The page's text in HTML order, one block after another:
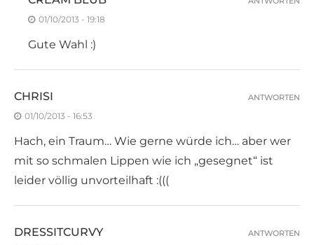
01/10/2013 - 19:18
Gute Wahl :)
CHRISI
01/10/2013 - 16:53
Hach, ein Traum… Wie gerne würde ich… aber wer
mit so schmalen Lippen wie ich „gesegnet“ ist
leider völlig unvorteilhaft :(((
ANTWORTEN
DRESSITCURVY ANTWORTEN